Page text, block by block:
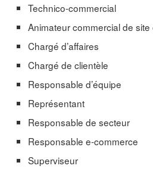
Technico-commercial
Animateur commercial de
Chargé d’affaires
Chargé de clientèle
Responsable d’équipe
Représentant
Responsable de secteur
Responsable e-commerce
Superviseur